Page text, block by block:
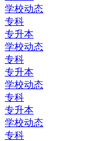
学校动态
专科
专升本
学校动态
专科
专升本
学校动态
专科
专升本
学校动态
专科